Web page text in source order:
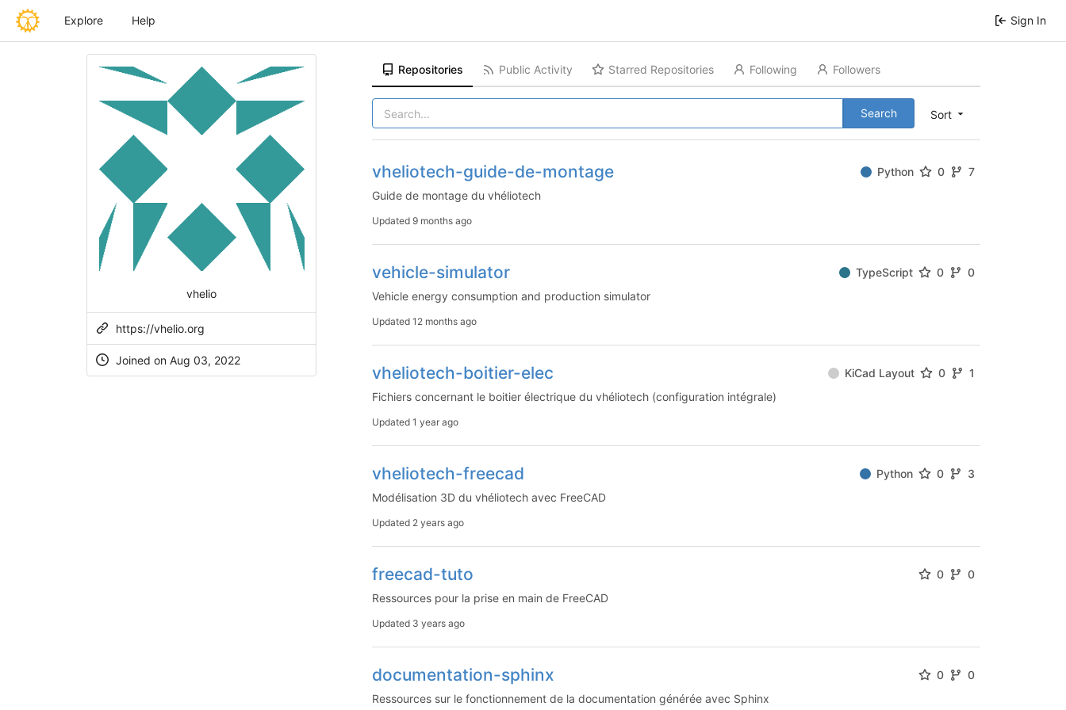
Explore Help Sign In
vhelio
https://vhelio.org
Joined on Aug 03, 2022
Repositories Public Activity Starred Repositories Following Followers
Sort
Search
vheliotech-guide-de-montage Python 0
7
Guide de montage du vhéliotech
Updated9 months ago
vehicle-simulator TypeScript 0
0
Vehicle energy consumption and production simulator
Updated12 months ago
vheliotech-boitier-elec KiCad Layout 0
1
Fichiers concernant le boitier électrique du vhéliotech (configuration intégrale)
Updated1 year ago
vheliotech-freecad Python 0
3
Modélisation 3D du vhéliotech avec FreeCAD
Updated 2 years ago
freecad-tuto 0
0
Ressources pour la prise en main de FreeCAD
Updated 3 years ago
documentation-sphinx 0
0
Ressources sur le fonctionnement de la documentation générée avec Sphinx